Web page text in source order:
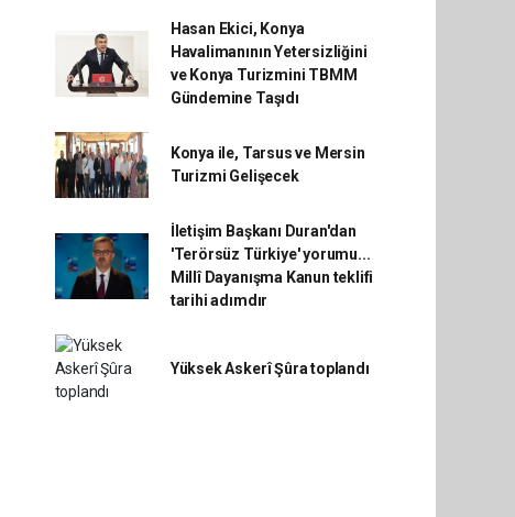
Hasan Ekici, Konya
Havalimanının Yetersizliğini
ve Konya Turizmini TBMM
Gündemine Taşıdı
Konya ile, Tarsus ve Mersin
Turizmi Gelişecek
İletişim Başkanı Duran'dan
'Terörsüz Türkiye' yorumu...
Millî Dayanışma Kanun teklifi
tarihi adımdır
Yüksek Askerî Şûra toplandı